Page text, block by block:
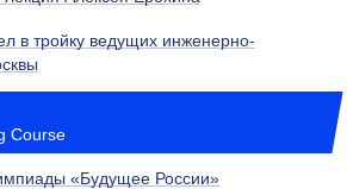
тройку ведущих инженерно-
Course
«Будущее России»